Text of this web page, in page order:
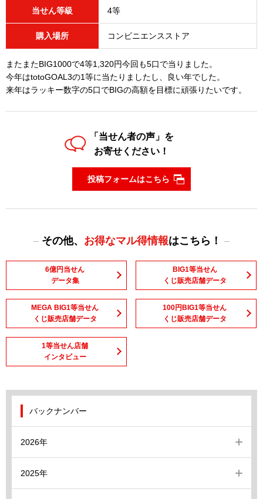
当せん等級 4等
購入場所 コンビニエンスストア
またまたBIG1000で4等1,320円今回も5口で当りました。
今年はtotoGOAL3の1等に当たりましたし、良い年でした。
来年はラッキー数字の5口でBIGの高額を目標に頑張りたいです。
「当せん者の声」を
お寄せください！
投稿フォームはこちら
その他、 お得なマル得情報はこちら！
6億円当せん
データ集
BIG1等当せん
くじ販売店舗データ
MEGA BIG1等当せん
くじ販売店舗データ
100円BIG1等当せん
くじ販売店舗データ
1等当せん店舗
インタビュー
バックナンバー
2026年
2025年